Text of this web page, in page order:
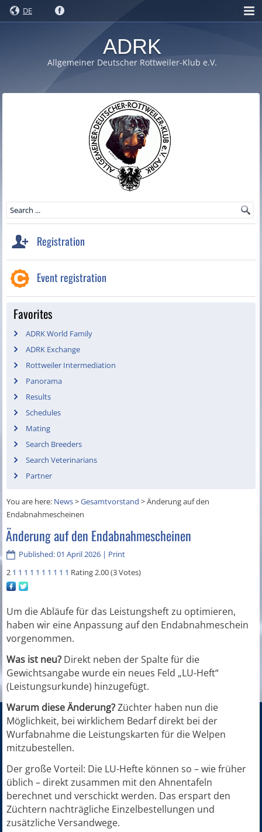
DE
ADRK
Allgemeiner Deutscher Rottweiler-Klub e.V.
Registration
Event registration
Favorites
ADRK World Family
ADRK Exchange
Rottweiler Intermediation
Panorama
Results
Schedules
Mating
Search Breeders
Search Veterinarians
Partner
You are here: News>Gesamtvorstand >Änderung auf den
Endabnahmescheinen
Änderung auf den Endabnahmescheinen
Published: 01 April 2026 | Print
2 1 1 1 1 1 1 1 1 1 1 Rating 2.00 (3 Votes)
Um die Abläufe für das Leistungsheft zu optimieren,
haben wir eine Anpassung auf den Endabnahmeschein
vorgenommen.
Was ist neu? Direkt neben der Spalte für die
Gewichtsangabe wurde ein neues Feld „LU-Heft“
(Leistungsurkunde) hinzugefügt.
Warum diese Änderung?Züchter haben nun die
Möglichkeit, bei wirklichem Bedarf direkt bei der
Wurfabnahme die Leistungskarten für die Welpen
mitzubestellen.
Der große Vorteil: Die LU-Hefte können so – wie früher
üblich – direkt zusammen mit den Ahnentafeln
berechnet und verschickt werden. Das erspart den
Züchtern nachträgliche Einzelbestellungen und
zusätzliche Versandwege.